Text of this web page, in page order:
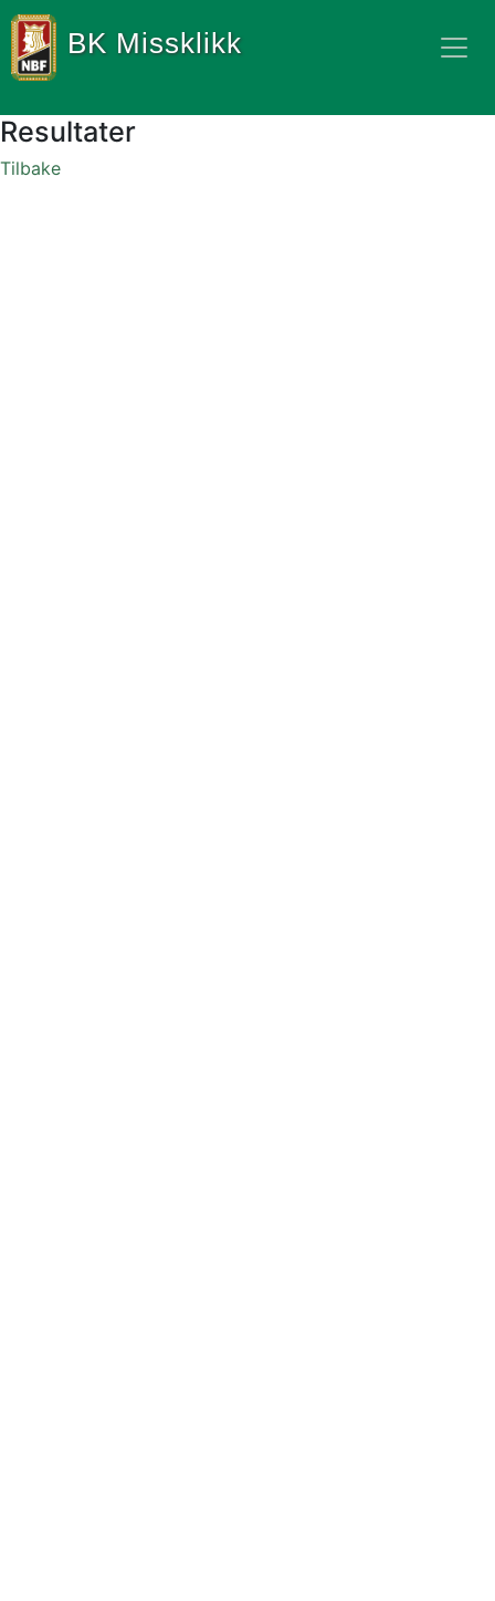
BK Missklikk
Resultater
Tilbake